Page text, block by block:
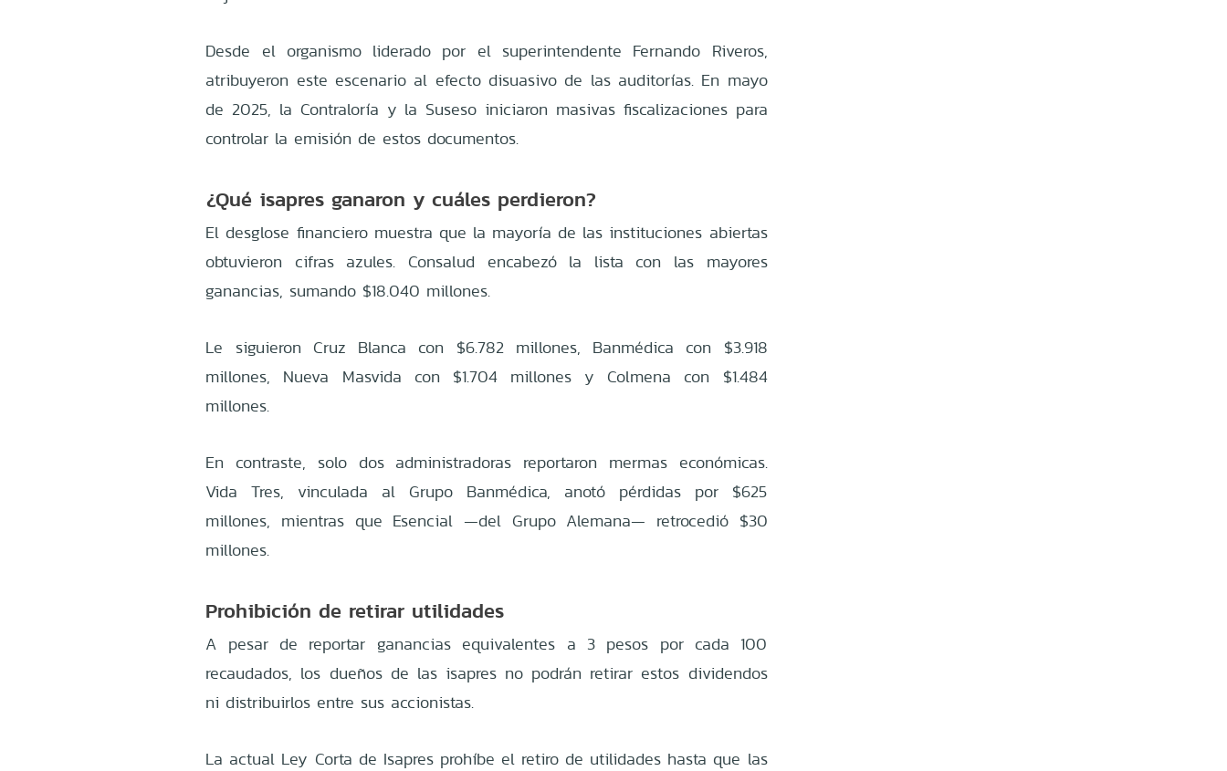
Desde el organismo liderado por el superintendente Fernando Riveros,
atribuyeron este escenario al efecto disuasivo de las auditorías. En mayo
de 2025, la Contraloría y la Suseso iniciaron masivas fiscalizaciones para
controlar la emisión de estos documentos.
¿Qué isapres ganaron y cuáles perdieron?
El desglose financiero muestra que la mayoría de las instituciones abiertas
obtuvieron cifras azules. Consalud encabezó la lista con las mayores
ganancias, sumando $18.040 millones.
Le siguieron Cruz Blanca con $6.782 millones, Banmédica con $3.918
millones, Nueva Masvida con $1.704 millones y Colmena con $1.484
millones.
En contraste, solo dos administradoras reportaron mermas económicas.
Vida Tres, vinculada al Grupo Banmédica, anotó pérdidas por $625
millones, mientras que Esencial —del Grupo Alemana— retrocedió $30
millones.
Prohibición de retirar utilidades
A pesar de reportar ganancias equivalentes a 3 pesos por cada 100
recaudados, los dueños de las isapres no podrán retirar estos dividendos
ni distribuirlos entre sus accionistas.
La actual Ley Corta de Isapres prohíbe el retiro de utilidades hasta que las